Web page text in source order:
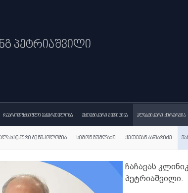
პეტრიაშვილი
პლასტიკური გინეკოლოგია სიმონ
ჩაჩავას
პეტრიაშვილი.